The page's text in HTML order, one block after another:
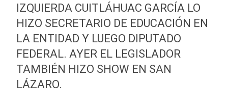
IZQUIERDA CUITLÁHUAC GARCÍA LO
HIZO SECRETARIO DE EDUCACIÓN EN
LA ENTIDAD Y LUEGO DIPUTADO
FEDERAL. AYER EL LEGISLADOR
TAMBIÉN HIZO SHOW EN SAN
LÁZARO.